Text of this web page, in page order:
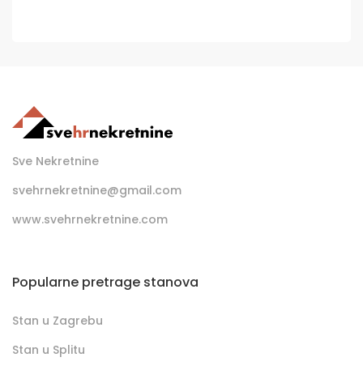
Sve Nekretnine
svehrnekretnine@gmail.com
www.svehrnekretnine.com
Popularne pretrage stanova
Stan u Zagrebu
Stan u Splitu